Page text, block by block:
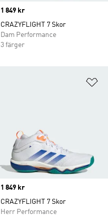
Price
1 849 kr
CRAZYFLIGHT 7 Skor
Dam Performance
3 färger
Price
1 849 kr
CRAZYFLIGHT 7 Skor
Herr Performance